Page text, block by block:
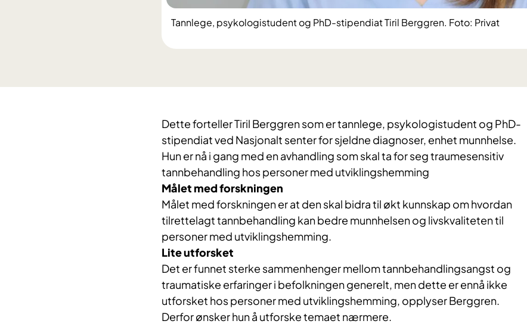
Tannlege, psykologistudent og PhD-stipendiat Tiril Berggren. Foto: Privat
Dette forteller Tiril Berggren som er tannlege, psykologistudent og PhD-
stipendiat ved Nasjonalt senter for sjeldne diagnoser, enhet munnhelse.
Hun er nå i gang med en avhandling som skal ta for seg traumesensitiv
tannbehandling hos personer med utviklingshemming
Målet med forskningen
Målet med forskningen er at den skal bidra til økt kunnskap om hvordan
tilrettelagt tannbehandling kan bedre munnhelsen og livskvaliteten til
personer med utviklingshemming.
Lite utforsket
Det er funnet sterke sammenhenger mellom tannbehandlingsangst og
traumatiske erfaringer i befolkningen generelt, men dette er ennå ikke
utforsket hos personer med utviklingshemming, opplyser Berggren.
Derfor ønsker hun å utforske temaet nærmere.